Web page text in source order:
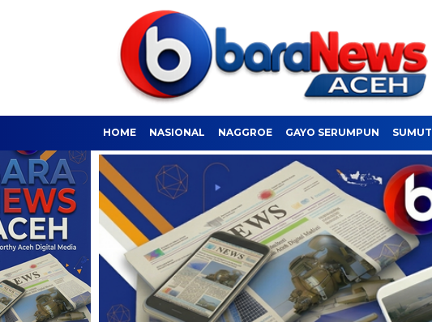
HOME NASIONAL NAGGROE GAYO SERUMPUN SUMUT